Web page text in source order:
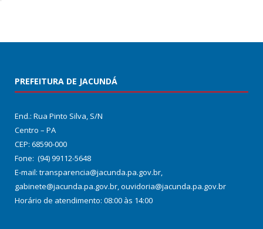
PREFEITURA DE JACUNDÁ
End.: Rua Pinto Silva, S/N
Centro – PA
CEP: 68590-000
Fone: (94) 99112-5648
E-mail: transparencia@jacunda.pa.gov.br,
gabinete@jacunda.pa.gov.br, ouvidoria@jacunda.pa.gov.br
Horário de atendimento: 08:00 às 14:00